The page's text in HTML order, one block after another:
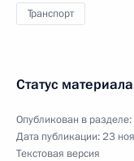
Транспорт
Статус материала
Опубликован в разделе:
Дата публикации:23
Текстовая версия